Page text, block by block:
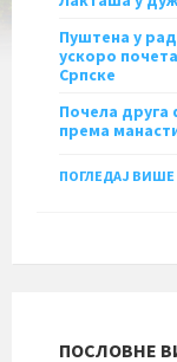
Пуштена у
ускоро
Српске
Почела
према
ПОГЛЕДАЈ ВИШЕ
ПОСЛОВНЕ